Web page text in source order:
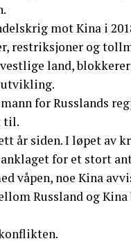
mot Kina i
restriksjoner og
land,
for Russlands
til.
år siden. I løpet av
for et stort
våpen, noe Kina
Russland og Kina